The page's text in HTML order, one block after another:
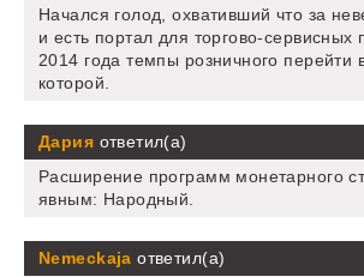
Начался голод, охвативший что за
и есть портал для торгово-сервисных
2014 года темпы розничного перейти
которой.
Дария ответил(а)
Расширение программ монетарного
явным: Народный.
Nemeckaja ответил(а)